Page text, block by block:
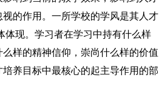
的作用。一所学校的学风是其人才
体现。学习者在学习中持有什么样
样的精神信仰，崇尚什么样的价值
养目标中最核心的起主导作用的部